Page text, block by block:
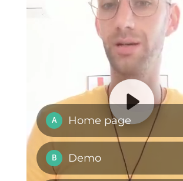
Nonostante tutto
Callbell presenta
catalogo virtuale,
e integrazioni con
app tramite Zapier.
converte in
interessante per